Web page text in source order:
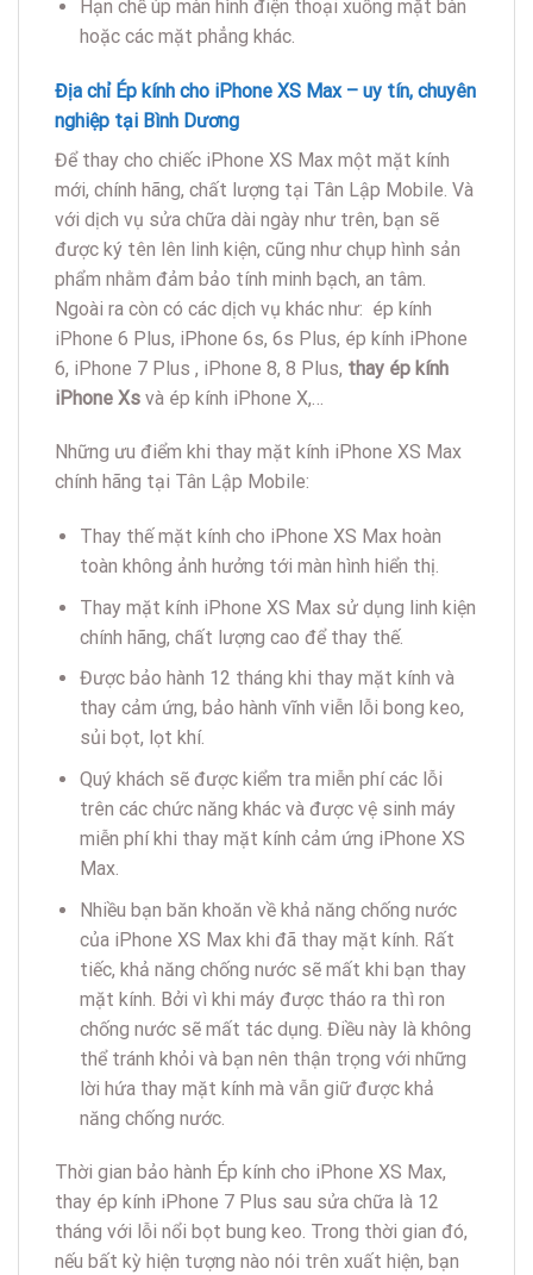
Hạn chế úp màn hình điện thoại xuống mặt bàn
hoặc các mặt phẳng khác.
Địa chỉ Ép kính cho iPhone XS Max – uy tín, chuyên
nghiệp tại Bình Dương
Để thay cho chiếc iPhone XS Max một mặt kính
mới, chính hãng, chất lượng tại Tân Lập Mobile. Và
với dịch vụ sửa chữa dài ngày như trên, bạn sẽ
được ký tên lên linh kiện, cũng như chụp hình sản
phẩm nhằm đảm bảo tính minh bạch, an tâm.
Ngoài ra còn có các dịch vụ khác như: ép kính
iPhone 6 Plus, iPhone 6s, 6s Plus, ép kính iPhone
6, iPhone 7 Plus , iPhone 8, 8 Plus, thay ép kính
iPhone Xs và ép kính iPhone X,…
Những ưu điểm khi thay mặt kính iPhone XS Max
chính hãng tại Tân Lập Mobile:
Thay thế mặt kính cho iPhone XS Max hoàn
toàn không ảnh hưởng tới màn hình hiển thị.
Thay mặt kính iPhone XS Max sử dụng linh kiện
chính hãng, chất lượng cao để thay thế.
Được bảo hành 12 tháng khi thay mặt kính và
thay cảm ứng, bảo hành vĩnh viễn lỗi bong keo,
sủi bọt, lọt khí.
Quý khách sẽ được kiểm tra miễn phí các lỗi
trên các chức năng khác và được vệ sinh máy
miễn phí khi thay mặt kính cảm ứng iPhone XS
Max.
Nhiều bạn băn khoăn về khả năng chống nước
của iPhone XS Max khi đã thay mặt kính. Rất
tiếc, khả năng chống nước sẽ mất khi bạn thay
mặt kính. Bởi vì khi máy được tháo ra thì ron
chống nước sẽ mất tác dụng. Điều này là không
thể tránh khỏi và bạn nên thận trọng với những
lời hứa thay mặt kính mà vẫn giữ được khả
năng chống nước.
Thời gian bảo hành Ép kính cho iPhone XS Max,
thay ép kính iPhone 7 Plus sau sửa chữa là 12
tháng với lỗi nổi bọt bung keo. Trong thời gian đó,
nếu bất kỳ hiện tượng nào nói trên xuất hiện, bạn